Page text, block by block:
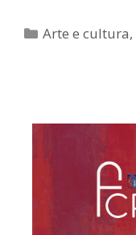
Categorie
Arte e cultura,